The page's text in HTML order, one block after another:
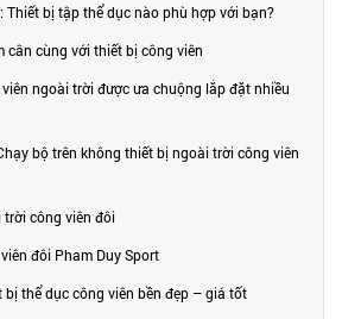
Thiết bị tập thể dục nào phù hợp với bạn?
cân cùng với thiết bị công viên
ngoài trời được ưa chuộng lắp đặt nhiều
bộ trên không thiết bị ngoài trời công viên
trời công viên đôi
đôi Pham Duy Sport
thể dục công viên bền đẹp – giá tốt